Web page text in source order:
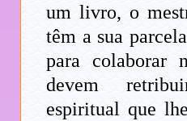
um livro, o
têm a sua
para colaborar
devem
espiritual que